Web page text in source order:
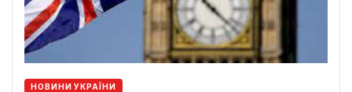
НОВИНИ УКРАЇНИ